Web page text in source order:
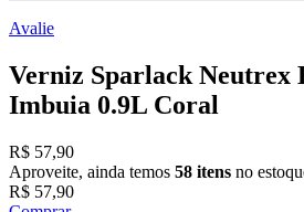
Avalie
Verniz Sparlack Neutrex
Imbuia 0.9L Coral
R$ 57,90
Aproveite, ainda temos 58 itens no
R$ 57,90